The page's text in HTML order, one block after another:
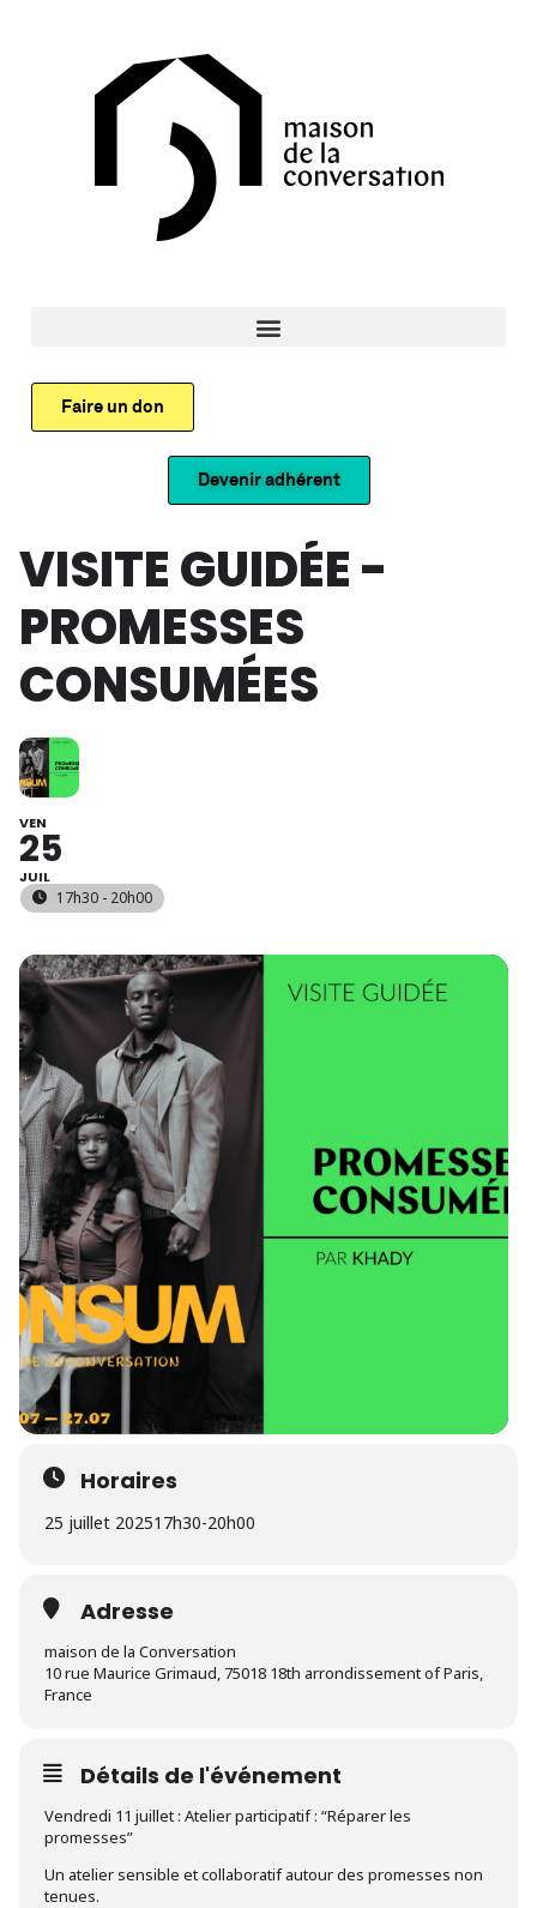
Faire un don
Devenir adhérent
VISITE GUIDÉE -
PROMESSES
CONSUMÉES
VEN
25
JUIL
17h30 - 20h00
Horaires
25 juillet 202517h30-20h00
Adresse
maison de la Conversation
10 rue Maurice Grimaud, 75018 18th arrondissement of Paris,
France
Détails de l'événement
Vendredi 11 juillet : Atelier participatif : “Réparer les
promesses”
Un atelier sensible et collaboratif autour des promesses non
tenues.